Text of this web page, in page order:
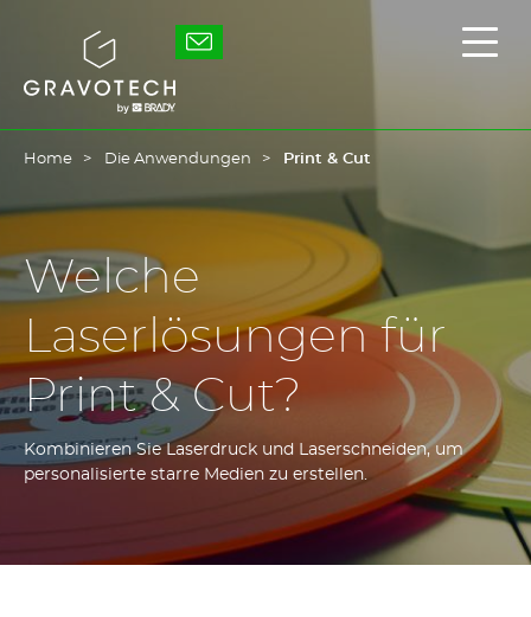
Gravotech
Home Die Anwendungen Print & Cut
Welche
Laserlösungen für
Print & Cut?
Kombinieren Sie Laserdruck und Laserschneiden, um
personalisierte starre Medien zu erstellen.